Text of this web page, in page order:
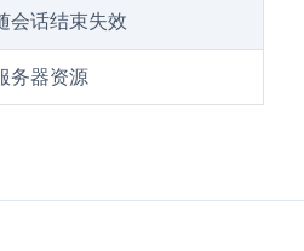
会话结束失效
务器资源